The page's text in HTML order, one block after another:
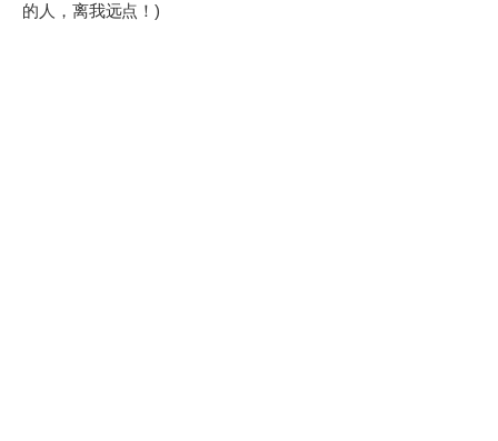
的人，离我远点！)